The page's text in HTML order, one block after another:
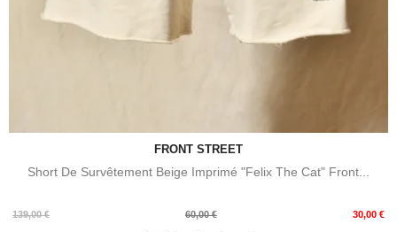
FRONT STREET
Short De Survêtement Beige Imprimé "Felix The Cat" Front...
139,00 €
Prix
60,00 € 30,00 €
Prix